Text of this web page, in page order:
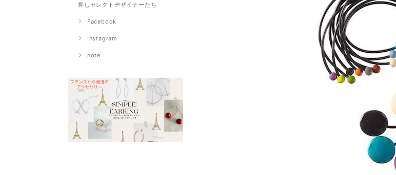
押しセレクトデザイナーたち
Facebook
Instagram
note